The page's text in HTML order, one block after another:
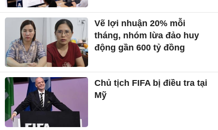
Vẽ lợi nhuận 20% mỗi
tháng, nhóm lừa đảo huy
động gần 600 tỷ đồng
Chủ tịch FIFA bị điều tra tại
Mỹ